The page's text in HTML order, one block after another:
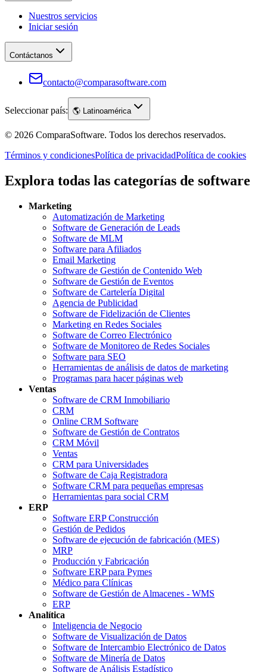
Nuestros servicios
Iniciar sesión
Contáctanos
contacto@comparasoftware.com
Seleccionar país: 🌎 Latinoamérica
© 2026 ComparaSoftware. Todos los derechos reservados.
Términos y condicionesPolítica de privacidadPolítica de cookies
Explora todas las categorías de software
Marketing
Automatización de Marketing
Software de Generación de Leads
Software de MLM
Software para Afiliados
Email Marketing
Software de Gestión de Contenido Web
Software de Gestión de Eventos
Software de Cartelería Digital
Agencia de Publicidad
Software de Fidelización de Clientes
Marketing en Redes Sociales
Software de Correo Electrónico
Software de Monitoreo de Redes Sociales
Software para SEO
Herramientas de análisis de datos de marketing
Programas para hacer páginas web
Ventas
Software de CRM Inmobiliario
CRM
Online CRM Software
Software de Gestión de Contratos
CRM Móvil
Ventas
CRM para Universidades
Software de Caja Registradora
Software CRM para pequeñas empresas
Herramientas para social CRM
ERP
Software ERP Construcción
Gestión de Pedidos
Software de ejecución de fabricación (MES)
MRP
Producción y Fabricación
Software ERP para Pymes
Médico para Clínicas
Software de Gestión de Almacenes - WMS
ERP
Analítica
Inteligencia de Negocio
Software de Visualización de Datos
Software de Intercambio Electrónico de Datos
Software de Minería de Datos
Software de Análisis Estadístico